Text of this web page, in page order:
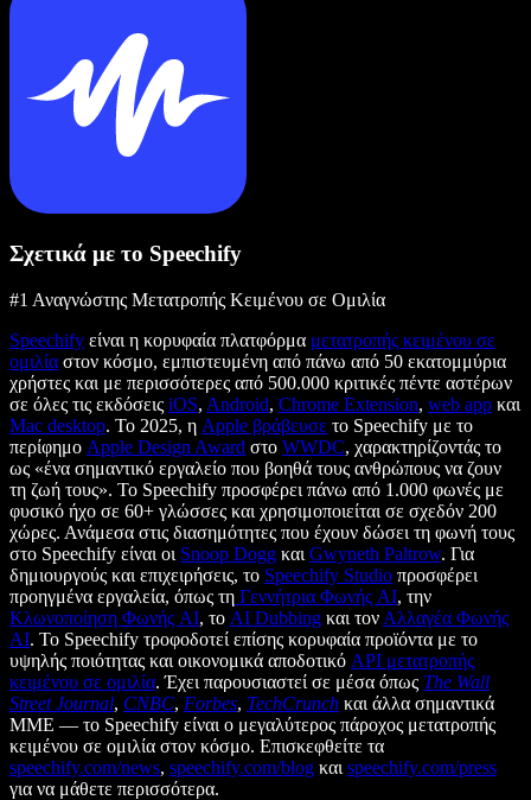
Σχετικά με το Speechify
#1 Αναγνώστης Μετατροπής Κειμένου σε Ομιλία
Speechify είναι η κορυφαία πλατφόρμα μετατροπής κειμένου σε
ομιλία στον κόσμο, εμπιστευμένη από πάνω από 50 εκατομμύρια
χρήστες και με περισσότερες από 500.000 κριτικές πέντε αστέρων
σε όλες τις εκδόσεις iOS, Android, Chrome Extension, web app και
Mac desktop. Το 2025, η Apple βράβευσε το Speechify με το
περίφημο Apple Design Award στο WWDC, χαρακτηρίζοντάς το
ως «ένα σημαντικό εργαλείο που βοηθά τους ανθρώπους να ζουν
τη ζωή τους». Το Speechify προσφέρει πάνω από 1.000 φωνές με
φυσικό ήχο σε 60+ γλώσσες και χρησιμοποιείται σε σχεδόν 200
χώρες. Ανάμεσα στις διασημότητες που έχουν δώσει τη φωνή τους
στο Speechify είναι οι Snoop Dogg και Gwyneth Paltrow. Για
δημιουργούς και επιχειρήσεις, το Speechify Studio προσφέρει
προηγμένα εργαλεία, όπως τη Γεννήτρια Φωνής AI, την
Κλωνοποίηση Φωνής AI, το AI Dubbing και τον Αλλαγέα Φωνής
AI. Το Speechify τροφοδοτεί επίσης κορυφαία προϊόντα με το
υψηλής ποιότητας και οικονομικά αποδοτικό API μετατροπής
κειμένου σε ομιλία. Έχει παρουσιαστεί σε μέσα όπως The Wall
Street Journal, CNBC, Forbes, TechCrunch και άλλα σημαντικά
ΜΜΕ — το Speechify είναι ο μεγαλύτερος πάροχος μετατροπής
κειμένου σε ομιλία στον κόσμο. Επισκεφθείτε τα
speechify.com/news, speechify.com/blog και speechify.com/press
για να μάθετε περισσότερα.